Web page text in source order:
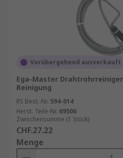
Vorübergehend ausverkauft
Ega-Master
Reinigung
RS Best.-Nr. 594-014
Herst. Teile-Nr. 69506
Zwischensumme (1 Stück)
CHF.27.22
Menge